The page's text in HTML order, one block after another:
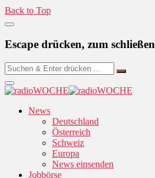
Back to Top
Escape drücken, zum schließen
News
Deutschland
Österreich
Schweiz
Europa
News einsenden
Jobbörse